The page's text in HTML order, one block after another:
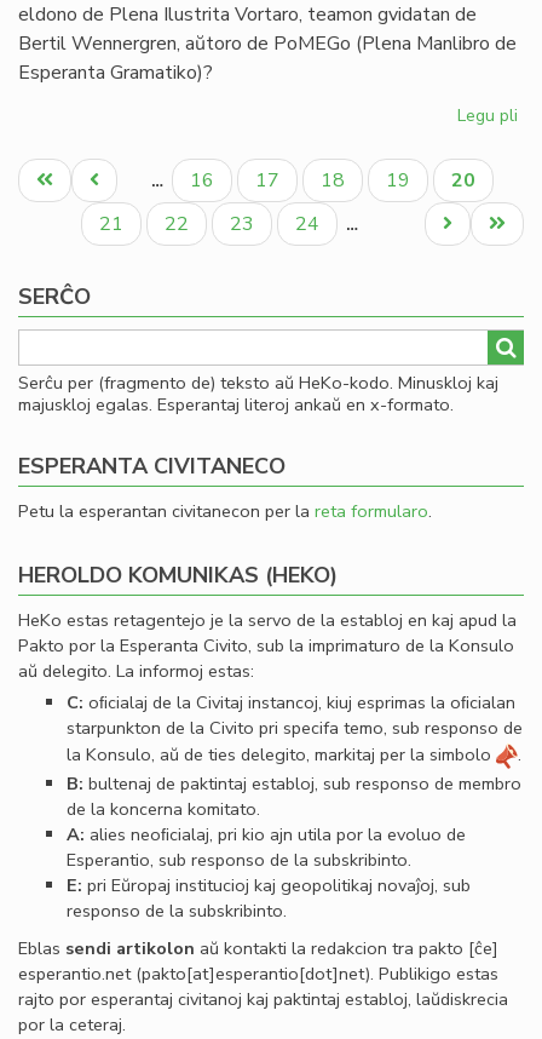
eldono de Plena Ilustrita Vortaro, teamon gvidatan de
Bertil Wennergren, aŭtoro de PoMEGo (Plena Manlibro de
Esperanta Gramatiko)?
Legu pli
Pagination
Unua
paĝo
Antaŭa
paĝo
… Paĝo
16 Paĝo
17 Paĝo
18 Paĝo
19
Aktuala
paĝo
20
Paĝo
21 Paĝo
22 Paĝo
23 Paĝo
24 …
Last
page
Next
page
SERĈO
Serĉu per (fragmento de) teksto aŭ HeKo-kodo. Minuskloj kaj
majuskloj egalas. Esperantaj literoj ankaŭ en x-formato.
ESPERANTA CIVITANECO
Petu la esperantan civitanecon per la reta formularo.
HEROLDO KOMUNIKAS (HEKO)
HeKo estas retagentejo je la servo de la establoj en kaj apud la
Pakto por la Esperanta Civito, sub la imprimaturo de la Konsulo
aŭ delegito. La informoj estas:
C: oﬁcialaj de la Civitaj instancoj, kiuj esprimas la oﬁcialan
starpunkton de la Civito pri specifa temo, sub responso de
la Konsulo, aŭ de ties delegito, markitaj per la simbolo
.
B: bultenaj de paktintaj establoj, sub responso de membro
de la koncerna komitato.
A: alies neoﬁcialaj, pri kio ajn utila por la evoluo de
Esperantio, sub responso de la subskribinto.
E: pri Eŭropaj institucioj kaj geopolitikaj novaĵoj, sub
responso de la subskribinto.
Eblas sendi artikolon aŭ kontakti la redakcion tra pakto [ĉe]
esperantio.net(pakto[at]esperantio[dot]net). Publikigo estas
rajto por esperantaj civitanoj kaj paktintaj establoj, laŭdiskrecia
por la ceteraj.